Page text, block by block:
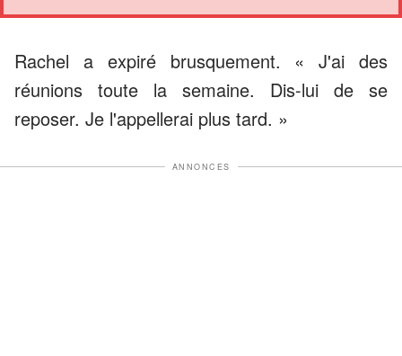
Rachel a expiré brusquement. « J'ai des
réunions toute la semaine. Dis-lui de se
reposer. Je l'appellerai plus tard. »
ANNONCES